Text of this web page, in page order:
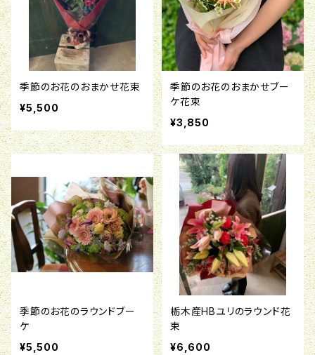
季節のお花のおまかせ花束
¥5,500
季節のお花のおまかせブー
ケ花束
¥3,850
季節のお花のラウンドブー
ケ
¥5,500
栃木産HBユリのラウンド花
束
¥6,600